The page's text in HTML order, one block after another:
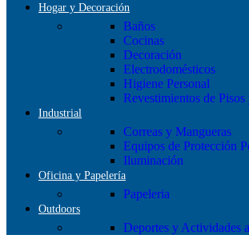
Hogar y Decoración
Baños
Cocinas
Decoración
Electrodomésticos
Higiene Personal
Revestimientos de Pisos
Industrial
Correas y Mangueras
Equipos de Protección
Iluminación
Oficina y Papelería
Papeleria
Outdoors
Deportes y Actividades